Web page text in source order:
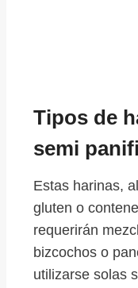
Tipos de
semi
Estas harinas,
gluten o
requerirán
bizcochos o
utilizarse solas